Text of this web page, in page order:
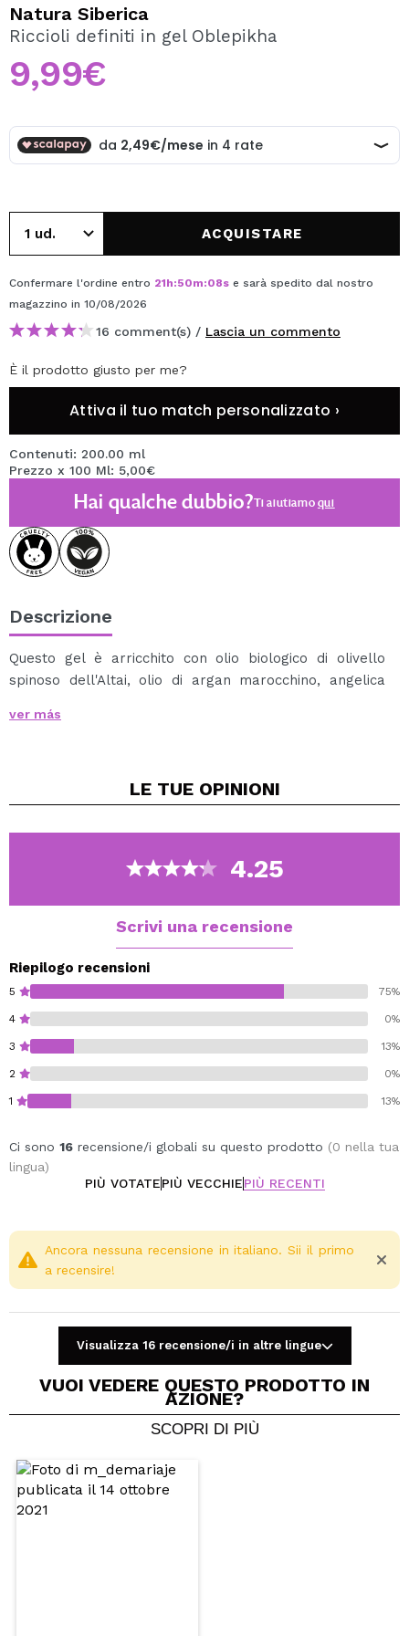
Creando un account su Maquibeauty.it potrai fare i tuoi
acquisti velocemente, controllare lo stato dei tuoi ordini e
consultare le tue operazioni precedenti.
CREARE UN ACCOUNT
Natura Siberica
Riccioli definiti in gel Oblepikha
9,99€
ACQUISTARE
Confermare l'ordine entro 21h:50m:08s e sarà spedito dal nostro
magazzino in 10/08/2026
16 comment(s) / Lascia un commento
È il prodotto giusto per me?
Attiva il tuo match personalizzato ›
Contenuti: 200.00 ml
Prezzo x 100 Ml: 5,00€
Hai qualche dubbio?Ti aiutiamoqui
Descrizione
Questo gel è arricchito con olio biologico di olivello
spinoso dell'Altai, olio di argan marocchino, angelica
Regola i ricci alla perfezione, donando forma e
Allo stesso tempo, idrata i capelli, donandogli forza e
ver más
LE TUE OPINIONI
4.25
Scrivi una recensione
Riepilogo recensioni
5 75%
4 0%
3 13%
2 0%
1 13%
Ci sono 16 recensione/i globali su questo prodotto (0 nella tua
lingua)
PIÙ VOTATEPIÙ VECCHIEPIÙ RECENTI
Condividi un video o una foto
Ancora nessuna recensione in italiano. Sii il primo
a recensire!
Visualizza 16 recensione/i in altre lingue
VUOI VEDERE QUESTO PRODOTTO IN
AZIONE?
SCOPRI DI PIÙ